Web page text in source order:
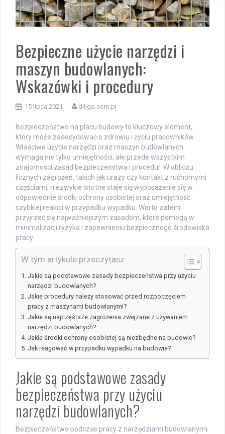
Bezpieczne użycie narzędzi i
maszyn budowlanych:
Wskazówki i procedury
15 lipca 2021 diligo.com.pl
Bezpieczeństwo na placu budowy to kluczowy element,
który może zadecydować o zdrowiu i życiu pracowników.
Właściwe użycie narzędzi oraz maszyn budowlanych
wymaga nie tylko umiejętności, ale przede wszystkim
znajomości zasad bezpieczeństwa i procedur. W obliczu
licznych zagrożeń, takich jak urazy czy kontakt z ruchomymi
częściami, niezwykle istotne staje się wyposażenie się w
odpowiednie środki ochrony osobistej oraz umiejętność
szybkiej reakcji w przypadku wypadku. Warto zatem
przyjrzeć się najważniejszym zasadom, które pomogą w
minimalizacji ryzyka i zapewnieniu bezpiecznego środowiska
pracy.
W tym artykule przeczytasz
Jakie są podstawowe zasady bezpieczeństwa przy użyciu
narzędzi budowlanych?
Jakie procedury należy stosować przed rozpoczęciem
pracy z maszynami budowlanymi?
Jakie są najczęstsze zagrożenia związane z używaniem
narzędzi budowlanych?
Jakie środki ochrony osobistej są niezbędne na budowie?
Jak reagować w przypadku wypadku na budowie?
Jakie są podstawowe zasady
bezpieczeństwa przy użyciu
narzędzi budowlanych?
Bezpieczeństwo podczas pracy z narzędziami budowlanymi